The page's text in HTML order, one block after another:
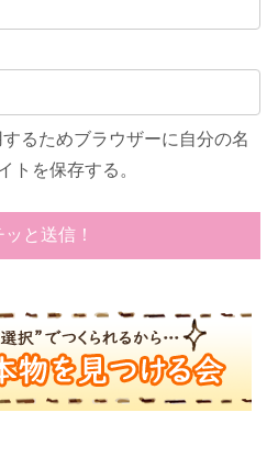
るためブラウザーに自分の名
トを保存する。